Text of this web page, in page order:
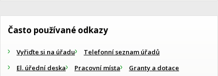
Často používané odkazy
Vyřiďte si na úřadu
Telefonní seznam úřadů
El. úřední deska
Pracovní místa
Granty a dotace